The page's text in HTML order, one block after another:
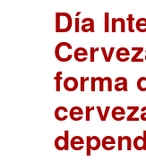
Día
forma